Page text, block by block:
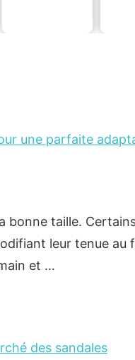
une parfaite
bonne taille.
leur tenue au
et …
des sandales